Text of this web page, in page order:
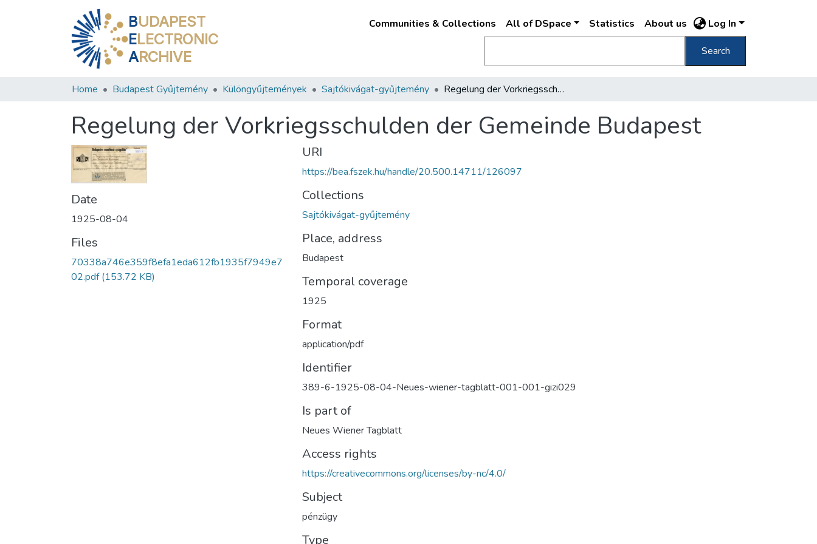
BUDAPEST
ELECTRONIC
ARCHIVE
Communities & Collections All of DSpace Statistics About us Log In
Search
Home Budapest Gyűjtemény Különgyűjtemények Sajtókivágat-gyűjtemény Regelung der Vorkriegsschulden der Gemeinde Budapest
Regelung der Vorkriegsschulden der Gemeinde Budapest
Date
1925-08-04
Files
70338a746e359f8efa1eda612fb1935f7949e7
02.pdf(153.72 KB)
URI
https://bea.fszek.hu/handle/20.500.14711/126097
Collections
Sajtókivágat-gyűjtemény
Place, address
Budapest
Temporal coverage
1925
Format
application/pdf
Identifier
389-6-1925-08-04-Neues-wiener-tagblatt-001-001-gizi029
Is part of
Neues Wiener Tagblatt
Access rights
https://creativecommons.org/licenses/by-nc/4.0/
Subject
pénzügy
Type